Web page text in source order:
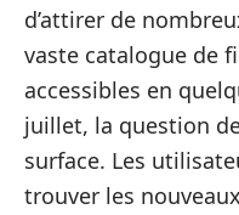
d’attirer de
vaste catalogue de
accessibles en
juillet, la question
surface. Les
trouver les